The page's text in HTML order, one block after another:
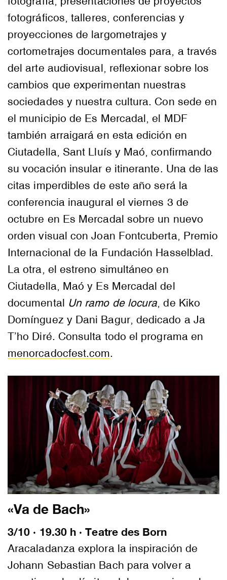
fotográficos, talleres, conferencias y
proyecciones de largometrajes y
cortometrajes documentales para, a través
del arte audiovisual, reflexionar sobre los
cambios que experimentan nuestras
sociedades y nuestra cultura. Con sede en
el municipio de Es Mercadal, el MDF
también arraigará en esta edición en
Ciutadella, Sant Lluís y Maó, confirmando
su vocación insular e itinerante. Una de las
citas imperdibles de este año será la
conferencia inaugural el viernes 3 de
octubre en Es Mercadal sobre un nuevo
orden visual con Joan Fontcuberta, Premio
Internacional de la Fundación Hasselblad.
La otra, el estreno simultáneo en
Ciutadella, Maó y Es Mercadal del
documental Un ramo de locura , de Kiko
Domínguez y Dani Bagur, dedicado a Ja
T’ho Diré. Consulta todo el programa en
menorcadocfest.com.
«Va de Bach»
3/10 · 19.30 h · Teatre des Born
Aracaladanza explora la inspiración de
Johann Sebastian Bach para volver a